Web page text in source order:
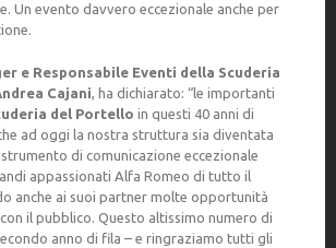
Un evento davvero eccezionale anche per
e Responsabile Eventi della Scuderia
Cajani, ha dichiarato: “le importanti
del Portello in questi 40 anni di
ad oggi la nostra struttura sia diventata
di comunicazione eccezionale
appassionati Alfa Romeo di tutto il
anche ai suoi partner molte opportunità
il pubblico. Questo altissimo numero di
anno di fila – e ringraziamo tutti gli